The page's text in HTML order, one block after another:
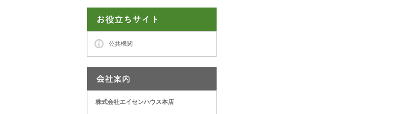
公共機関
株式会社エイセンハウス本店